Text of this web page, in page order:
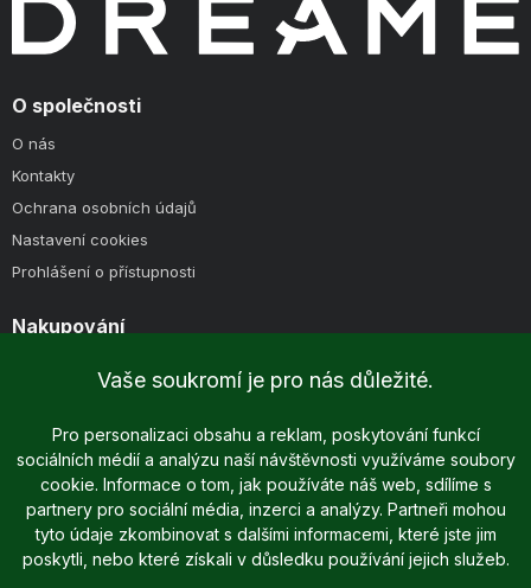
O společnosti
O nás
Kontakty
Ochrana osobních údajů
Nastavení cookies
Prohlášení o přístupnosti
Nakupování
Obchodní podmínky
Vaše soukromí je pro nás důležité.
Pro personalizaci obsahu a reklam, poskytování funkcí
sociálních médií a analýzu naší návštěvnosti využíváme soubory
cookie. Informace o tom, jak používáte náš web, sdílíme s
partnery pro sociální média, inzerci a analýzy. Partneři mohou
tyto údaje zkombinovat s dalšími informacemi, které jste jim
poskytli, nebo které získali v důsledku používání jejich služeb.